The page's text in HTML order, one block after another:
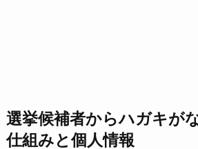
選挙候補者からハガキが
仕組みと個人情報